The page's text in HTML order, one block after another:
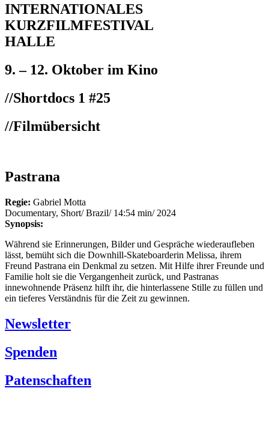
INTERNATIONALES
KURZFILMFESTIVAL
HALLE
9. – 12. Oktober im Kino
//Shortdocs 1 #25
//Filmübersicht
Pastrana
Regie: Gabriel Motta
Documentary, Short/ Brazil/ 14:54 min/ 2024
Synopsis:
Während sie Erinnerungen, Bilder und Gespräche wiederaufleben
lässt, bemüht sich die Downhill-Skateboarderin Melissa, ihrem
Freund Pastrana ein Denkmal zu setzen. Mit Hilfe ihrer Freunde und
Familie holt sie die Vergangenheit zurück, und Pastranas
innewohnende Präsenz hilft ihr, die hinterlassene Stille zu füllen und
ein tieferes Verständnis für die Zeit zu gewinnen.
Newsletter
Spenden
Patenschaften